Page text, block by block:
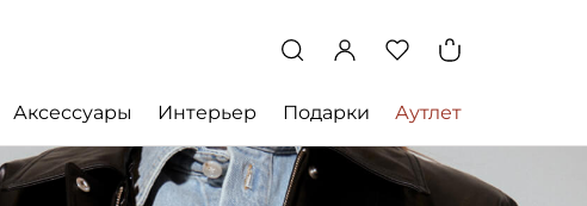
Аксессуары Интерьер Подарки Аутлет